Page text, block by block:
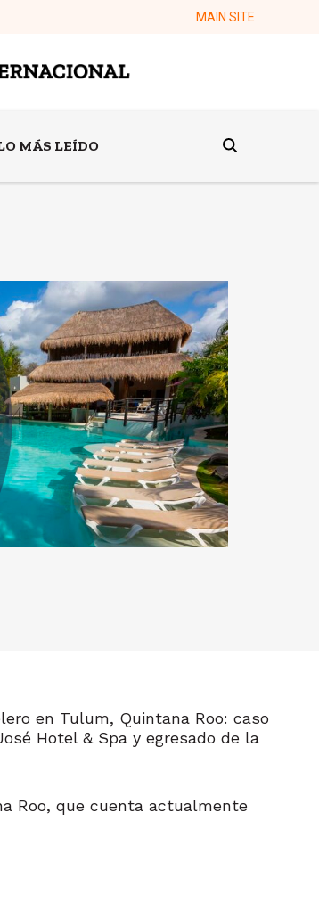
MAIN SITE
MÁS LEÍDO
en Tulum, Quintana Roo: caso
Hotel & Spa y egresado de la
Roo, que cuenta actualmente